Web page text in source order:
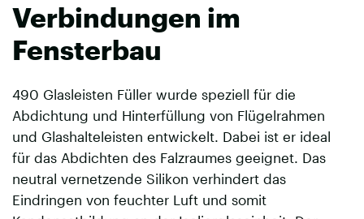
Verbindungen im
Fensterbau
490 Glasleisten Füller wurde speziell für die
Abdichtung und Hinterfüllung von Flügelrahmen
und Glashalteleisten entwickelt. Dabei ist er ideal
für das Abdichten des Falzraumes geeignet. Das
neutral vernetzende Silikon verhindert das
Eindringen von feuchter Luft und somit